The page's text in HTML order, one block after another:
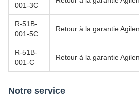
001-3C
R-51B-
001-5C
Retour à la garantie
R-51B-
001-C
Retour à la garantie
Notre service